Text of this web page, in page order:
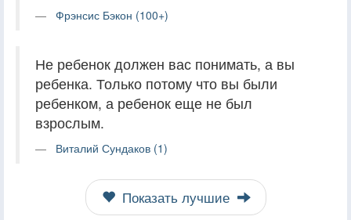
Фрэнсис Бэкон (100+)
Не ребенок должен вас понимать, а вы
ребенка. Только потому что вы были
ребенком, а ребенок еще не был
взрослым.
Виталий Сундаков (1)
Показать лучшие